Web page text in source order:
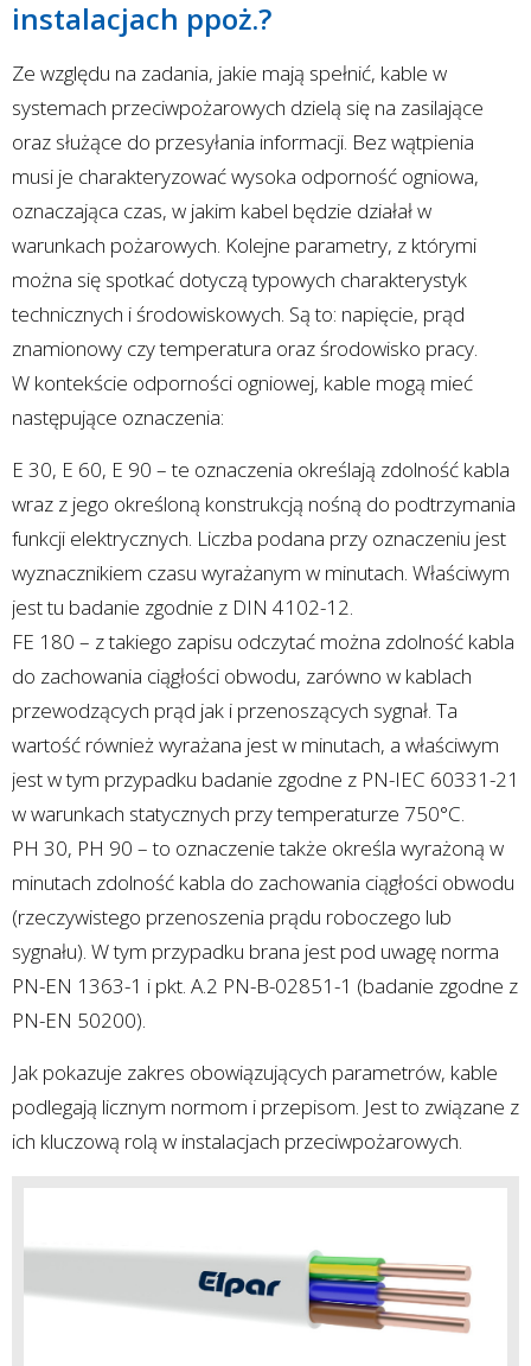
instalacjach ppoż.?
Ze względu na zadania, jakie mają spełnić, kable w
systemach przeciwpożarowych dzielą się na zasilające
oraz służące do przesyłania informacji. Bez wątpienia
musi je charakteryzować wysoka odporność ogniowa,
oznaczająca czas, w jakim kabel będzie działał w
warunkach pożarowych. Kolejne parametry, z którymi
można się spotkać dotyczą typowych charakterystyk
technicznych i środowiskowych. Są to: napięcie, prąd
znamionowy czy temperatura oraz środowisko pracy.
W kontekście odporności ogniowej, kable mogą mieć
następujące oznaczenia:
E 30, E 60, E 90 – te oznaczenia określają zdolność kabla
wraz z jego określoną konstrukcją nośną do podtrzymania
funkcji elektrycznych. Liczba podana przy oznaczeniu jest
wyznacznikiem czasu wyrażanym w minutach. Właściwym
jest tu badanie zgodnie z DIN 4102-12.
FE 180 – z takiego zapisu odczytać można zdolność kabla
do zachowania ciągłości obwodu, zarówno w kablach
przewodzących prąd jak i przenoszących sygnał. Ta
wartość również wyrażana jest w minutach, a właściwym
jest w tym przypadku badanie zgodne z PN-IEC 60331-21
w warunkach statycznych przy temperaturze 750°C.
PH 30, PH 90 – to oznaczenie także określa wyrażoną w
minutach zdolność kabla do zachowania ciągłości obwodu
(rzeczywistego przenoszenia prądu roboczego lub
sygnału). W tym przypadku brana jest pod uwagę norma
PN-EN 1363-1 i pkt. A.2 PN-B-02851-1 (badanie zgodne z
PN-EN 50200).
Jak pokazuje zakres obowiązujących parametrów, kable
podlegają licznym normom i przepisom. Jest to związane z
ich kluczową rolą w instalacjach przeciwpożarowych.